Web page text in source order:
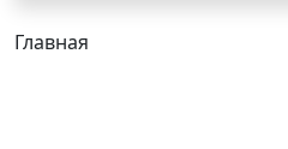
Главная